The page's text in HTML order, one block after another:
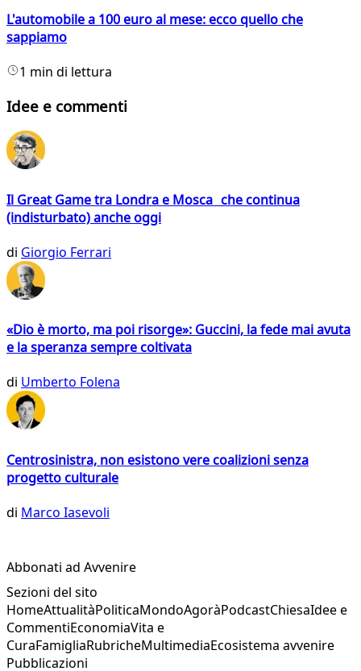
L'automobile a 100 euro al mese: ecco quello che
sappiamo
1 min di lettura
Idee e commenti
Il Great Game tra Londra e Mosca che continua
(indisturbato) anche oggi
di Giorgio Ferrari
«Dio è morto, ma poi risorge»: Guccini, la fede mai avuta
e la speranza sempre coltivata
di Umberto Folena
Centrosinistra, non esistono vere coalizioni senza
progetto culturale
di Marco Iasevoli
Abbonati ad Avvenire
Sezioni del sito
HomeAttualitàPoliticaMondoAgoràPodcastChiesaIdee e
CommentiEconomiaVita e
CuraFamigliaRubricheMultimediaEcosistema avvenire
Pubblicazioni